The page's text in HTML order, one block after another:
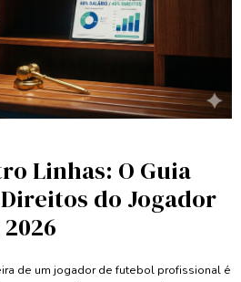
Linhas: O Guia
do Jogador
de um jogador de futebol profissional é